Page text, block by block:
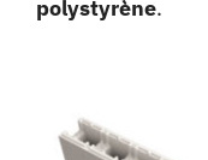
polystyrène.